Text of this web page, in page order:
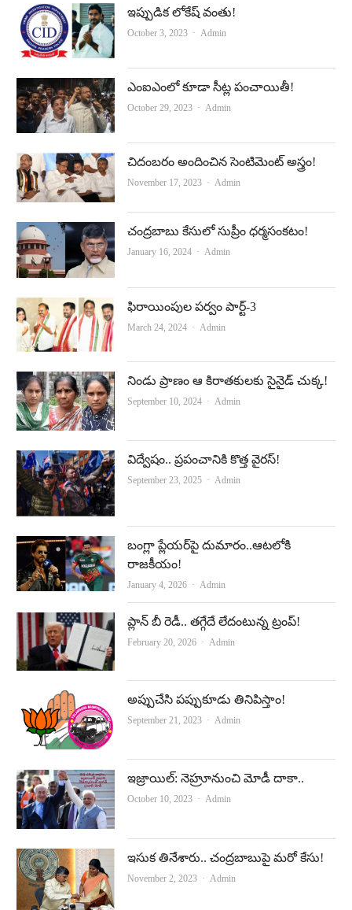
o
k
e
ఇప్పుడిక లోకేష్‌ వంతు!
October 3, 2023 Author
Admin
ఎంఐఎంలో కూడా సీట్ల పంచాయితీ!
October 29, 2023 Author
Admin
చిదంబరం అందించిన సెంటిమెంట్‌ అస్త్రం!
November 17, 2023 Author
Admin
చంద్ర‌బాబు కేసులో సుప్రీం ధ‌ర్మ‌సంక‌టం!
January 16, 2024 Author
Admin
ఫిరాయింపుల పర్వం పార్ట్‌-3
March 24, 2024 Author
Admin
నిండు ప్రాణం ఆ కిరాతకులకు సైనైడ్‌ చుక్క!
September 10, 2024 Author
Admin
విద్వేషం.. ప్రపంచానికి కొత్త వైరస్‌!
September 23, 2025 Author
Admin
బంగ్లా ప్లేయర్‌పై దుమారం..ఆటలోకి
రాజకీయం!
January 4, 2026 Author
Admin
ప్లాన్‌ బీ రెడీ.. తగ్గేదే లేదంటున్న ట్రంప్‌!
February 20, 2026 Author
Admin
అప్పుచేసి పప్పుకూడు తినిపిస్తాం!
September 21, 2023 Author
Admin
ఇజ్రాయిల్‌: నెహ్రూనుంచి మోడీ దాకా..
October 10, 2023 Author
Admin
ఇసుక తినేశారు.. చంద్రబాబుపై మరో కేసు!
November 2, 2023 Author
Admin